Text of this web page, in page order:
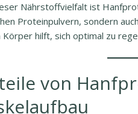
Nährstoffvielfalt ist
Proteinpulvern, sondern
Körper hilft, sich optimal zu
von